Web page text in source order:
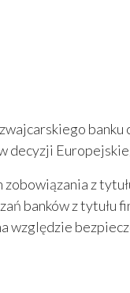
banku
decyzji
z
banków z tytułu
względzie